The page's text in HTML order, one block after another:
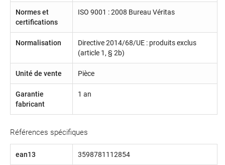
Normes et
certifications
ISO 9001 : 2008 Bureau Véritas
Normalisation
Directive 2014/68/UE : produits exclus
(article 1, § 2b)
Unité de vente Pièce
Garantie
fabricant
1 an
Références spécifiques
ean13 3598781112854